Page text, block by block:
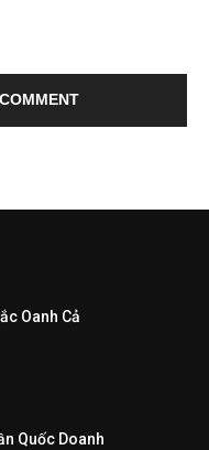
Oanh Cả
Quốc Doanh